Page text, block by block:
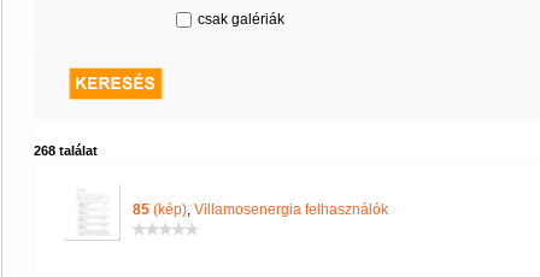
csak galériák
268 találat
85 (kép), Villamosenergia felhasználók